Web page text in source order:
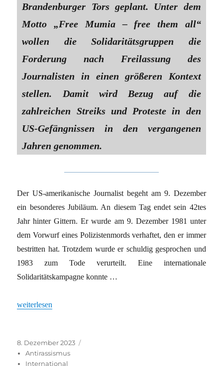
Brandenburger Tors geplant. Unter dem
Motto „Free Mumia – free them all“
wollen die Solidaritätsgruppen die
Forderung nach Freilassung des
Journalisten in einen größeren Kontext
stellen. Damit wird Bezug auf die
zahlreichen Streiks und Proteste in den
US-Gefängnissen in den vergangenen
Jahren genommen.
Der US-amerikanische Journalist begeht am 9. Dezember
ein besonderes Jubiläum. An diesem Tag endet sein 42tes
Jahr hinter Gittern. Er wurde am 9. Dezember 1981 unter
dem Vorwurf eines Polizistenmords verhaftet, den er immer
bestritten hat. Trotzdem wurde er schuldig gesprochen und
1983 zum Tode verurteilt. Eine internationale
Solidaritätskampagne konnte …
„Kundgebungen für Mumia Abu Jamal“
weiterlesen
Veröffentlicht
am
8. Dezember 2023
Antirassismus
International